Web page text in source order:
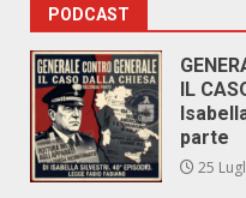
PODCAST
IL
parte
25